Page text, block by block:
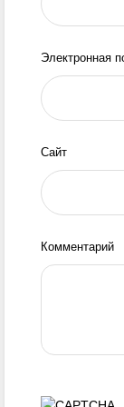
Электронная
Сайт
Комментарий